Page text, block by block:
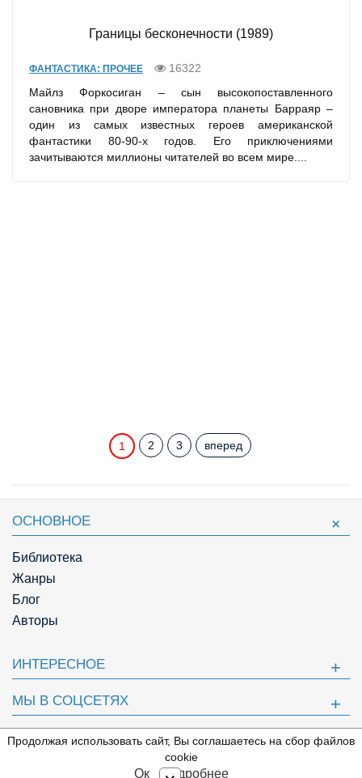
Границы бесконечности (1989)
ФАНТАСТИКА: ПРОЧЕЕ
16322
Майлз Форкосиган – сын высокопоставленного
сановника при дворе императора планеты Барраяр –
один из самых известных героев американской
фантастики 80-90-х годов. Его приключениями
зачитываются миллионы читателей во всем мире....
1 2 3 вперед
⇩
ОСНОВНОЕ
Библиотека
Жанры
Блог
Авторы
ИНТЕРЕСНОЕ
МЫ В СОЦСЕТЯХ
ПОЛЕЗНОЕ
Продолжая использовать сайт, Вы соглашаетесь на сбор файлов
cookie
Ок Подробнее